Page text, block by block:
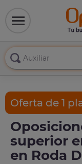
Oferta de 1
superior
en Roda